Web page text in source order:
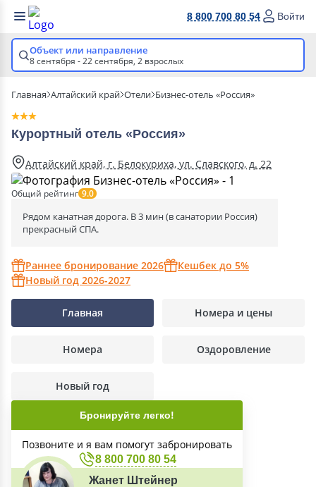
8 800 700 80 54 Войти
Объект или направление
8 сентября - 22 сентября, 2 взрослых
Главная Алтайский край Отели Бизнес-отель «Россия»
Курортный отель «Россия»
Алтайский край, г. Белокуриха, ул. Славского, д. 22
Общий рейтинг 9.0
Рядом канатная дорога. В 3 мин (в санатории Россия)
прекрасный СПА.
Раннее бронирование 2026
Кешбек до 5%
Новый год 2026-2027
Главная Номера и цены
Номера Оздоровление
Новый год
Бронируйте легко!
Позвоните и я вам помогут забронировать
8 800 700 80 54
Жанет Штейнер